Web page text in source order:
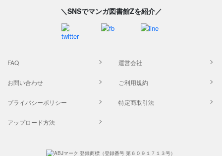
＼SNSでマンガ図書館Zを紹介／
FAQ 運営会社
お問い合わせ ご利用規約
プライバシーポリシー 特定商取引法
アップロード方法